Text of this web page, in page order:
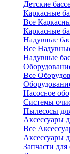
Детские
Каркасные
Все
Каркасные
Надувные
Все
Надувные
Все
Насосное
Системы
Пылесосы
Аксессуары
Все
Аксессуары
Запчасти